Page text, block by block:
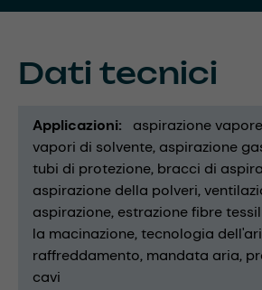
Dati tecnici
Applicazioni aspirazione vapore
vapori di solvente aspirazione
tubi di protezione bracci di
aspirazione della polveri
aspirazione estrazione fibre
la macinazione tecnologia
raffreddamento mandata aria
cavi